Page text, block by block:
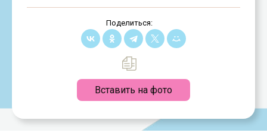
Поделиться:
Вставить на фото